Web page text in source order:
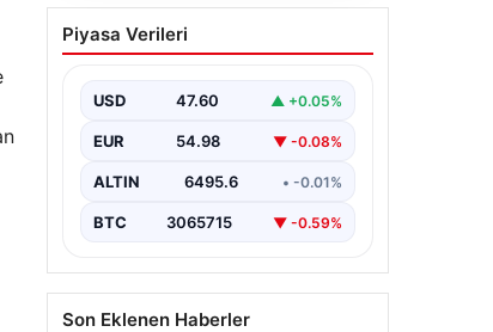
Tunceli’de otluk alandan
ormana sıçrayan yangın
Piyasa Verileri
USD 47.60 ▲ +0.05%
EUR 54.98 ▼ -0.08%
ALTIN 6495.6 • -0.01%
BTC 3065715 ▼ -0.59%
Son Eklenen Haberler